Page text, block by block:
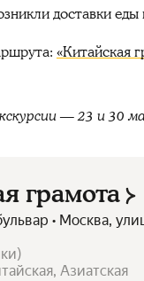
доставки
«Китайская
— 23 и 30
грамота
• Москва,
)
Азиатская